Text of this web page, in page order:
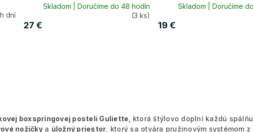
dní
Skladom | Doručíme do 48 hodín
(3 ks)
27 €
Skladom | Doručíme
19 €
boxspringovej posteli Guliette , ktorá štýlovo doplní každú
nožičkya úložný priestor , ktorý sa otvára pružinovým systémom z